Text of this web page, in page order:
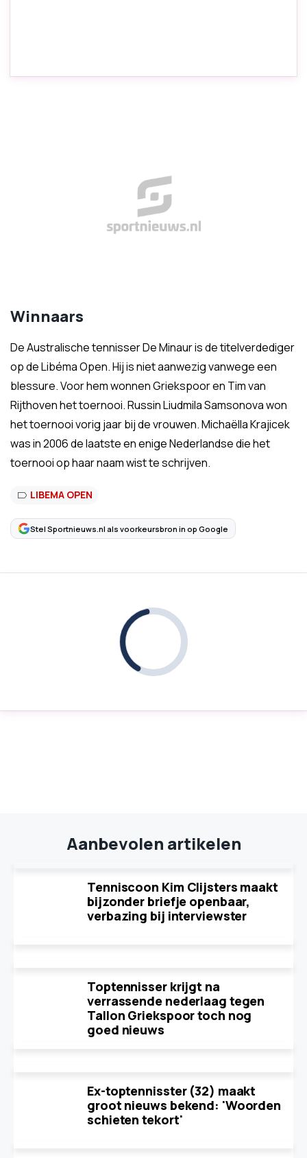
Winnaars
De Australische tennisser De Minaur is de titelverdediger
op de Libéma Open. Hij is niet aanwezig vanwege een
blessure. Voor hem wonnen Griekspoor en Tim van
Rijthoven het toernooi. Russin Liudmila Samsonova won
het toernooi vorig jaar bij de vrouwen. Michaëlla Krajicek
was in 2006 de laatste en enige Nederlandse die het
toernooi op haar naam wist te schrijven.
LIBEMA OPEN
Stel Sportnieuws.nl als voorkeursbron in op Google
Aanbevolen artikelen
Tenniscoon Kim Clijsters maakt
bijzonder briefje openbaar,
verbazing bij interviewster
Toptennisser krijgt na
verrassende nederlaag tegen
Tallon Griekspoor toch nog
goed nieuws
Ex-toptennisster (32) maakt
groot nieuws bekend: 'Woorden
schieten tekort'